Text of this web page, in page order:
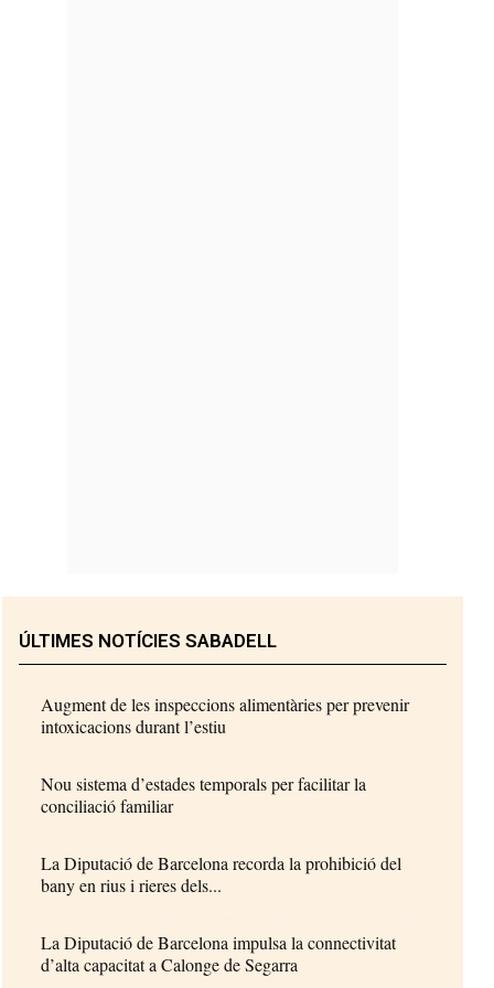
ÚLTIMES NOTÍCIES SABADELL
Augment de les inspeccions alimentàries per prevenir
intoxicacions durant l’estiu
Nou sistema d’estades temporals per facilitar la
conciliació familiar
La Diputació de Barcelona recorda la prohibició del
bany en rius i rieres dels...
La Diputació de Barcelona impulsa la connectivitat
d’alta capacitat a Calonge de Segarra